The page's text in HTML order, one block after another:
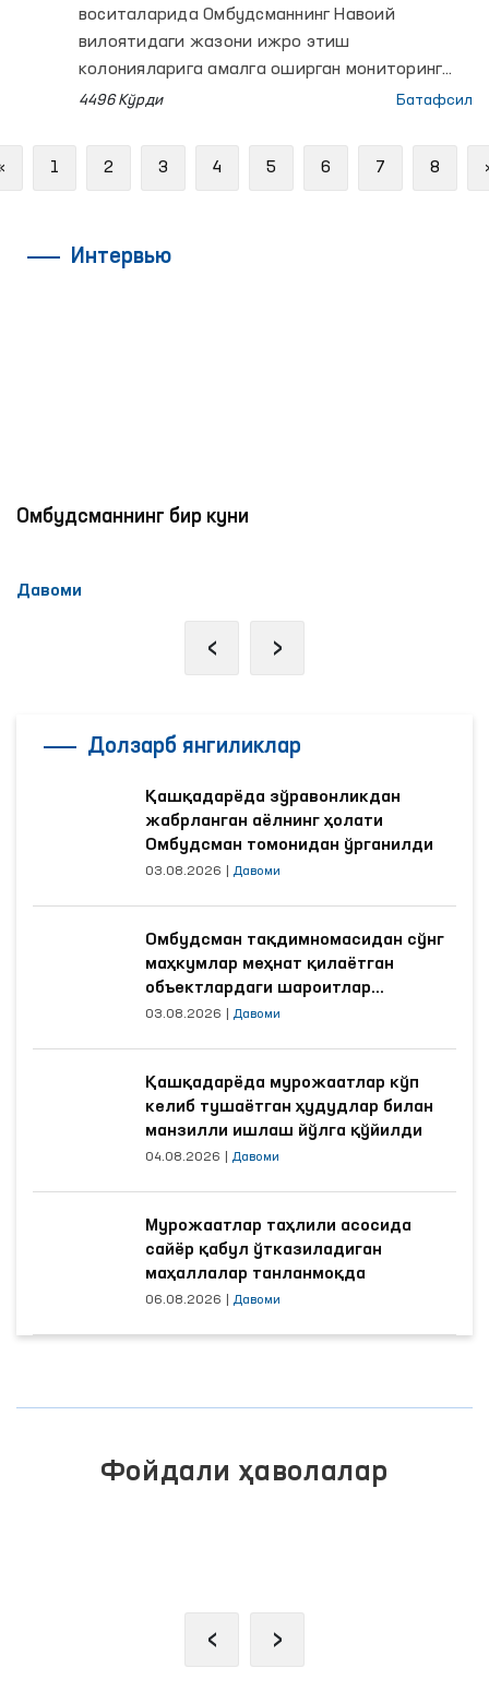
воситаларида Омбудсманнинг Навоий
вилоятидаги жазони ижро этиш
колонияларига амалга оширган мониторинг
ташрифларида маҳкумлар билан
4496 Кўрди Батафсил
Previous
1 2 3 4 5 6 7 8
Интервью
Омбудсманнинг бир куни
Давоми
‹ ›
Долзарб янгиликлар
Қашқадарёда зўравонликдан
жабрланган аёлнинг ҳолати
Омбудсман томонидан ўрганилди
03.08.2026 Давоми
Омбудсман тақдимномасидан сўнг
маҳкумлар меҳнат қилаётган
объектлардаги шароитлар
яхшиланди
03.08.2026 Давоми
Қашқадарёда мурожаатлар кўп
келиб тушаётган ҳудудлар билан
манзилли ишлаш йўлга қўйилди
04.08.2026 Давоми
Мурожаатлар таҳлили асосида
сайёр қабул ўтказиладиган
маҳаллалар танланмоқда
06.08.2026 Давоми
Фойдали ҳаволалар
‹ ›